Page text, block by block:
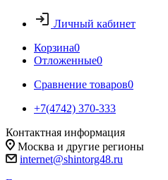
Личный кабинет
Корзина0
Отложенные0
Сравнение товаров0
+7(4742) 370-333
Контактная информация
Москва и другие регионы
internet@shintorg48.ru